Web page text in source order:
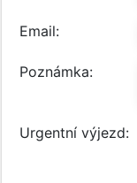
Email
Poznámka
Urgentní výjezd